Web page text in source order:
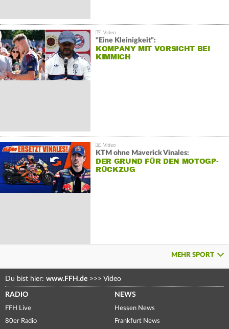
"Eine Kleinigkeit":
KOMPANY MIT VORSICHT BEI
KIMMICH
KTM ohne Maverick Vinales:
DER GRUND FÜR DEN MOTOGP-
RÜCKZUG
MEHR SPORT
Du bist hier: www.FFH.de >>> Video
RADIO
FFH Live
80er Radio
NEWS
Hessen News
Frankfurt News